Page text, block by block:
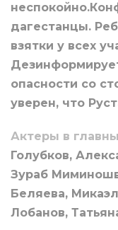
дагестанцы.
взятки у всех
опасности со
уверен, что
Актеры в
Голубков,
Зураб
Беляева,
Лобанов,